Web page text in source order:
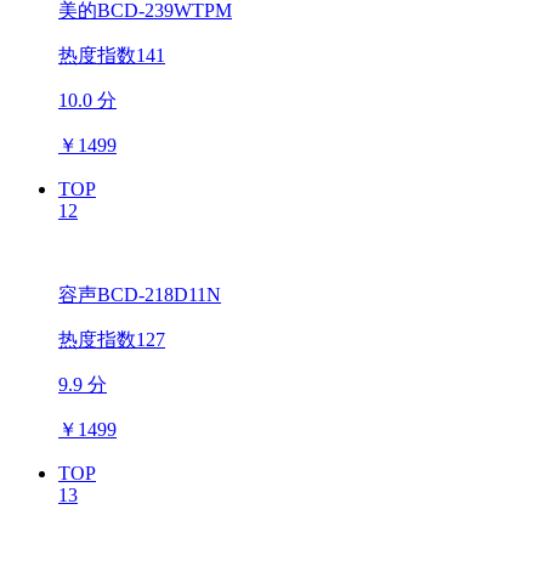
美的BCD-239WTPM
热度指数141
10.0 分
￥ 1499
TOP
12
容声BCD-218D11N
热度指数127
9.9 分
￥ 1499
TOP
13